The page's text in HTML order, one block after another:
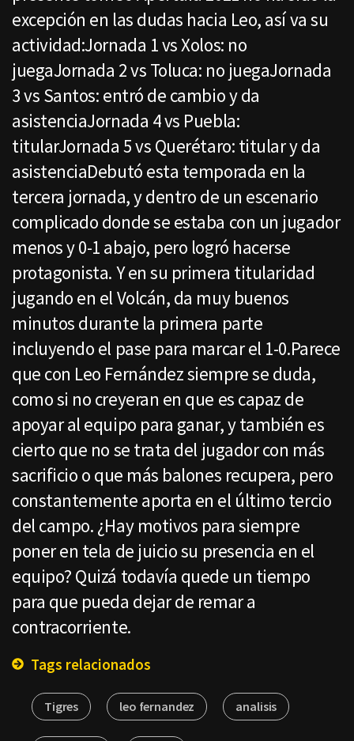
excepción en las dudas hacia Leo, así va su
actividad:Jornada 1 vs Xolos: no
juegaJornada 2 vs Toluca: no juegaJornada
3 vs Santos: entró de cambio y da
asistenciaJornada 4 vs Puebla:
titularJornada 5 vs Querétaro: titular y da
asistenciaDebutó esta temporada en la
tercera jornada, y dentro de un escenario
complicado donde se estaba con un jugador
menos y 0-1 abajo, pero logró hacerse
protagonista. Y en su primera titularidad
jugando en el Volcán, da muy buenos
minutos durante la primera parte
incluyendo el pase para marcar el 1-0.Parece
que con Leo Fernández siempre se duda,
como si no creyeran en que es capaz de
apoyar al equipo para ganar, y también es
cierto que no se trata del jugador con más
sacrificio o que más balones recupera, pero
constantemente aporta en el último tercio
del campo. ¿Hay motivos para siempre
poner en tela de juicio su presencia en el
equipo? Quizá todavía quede un tiempo
para que pueda dejar de remar a
contracorriente.
Tags relacionados
Tigres leo fernandez analisis